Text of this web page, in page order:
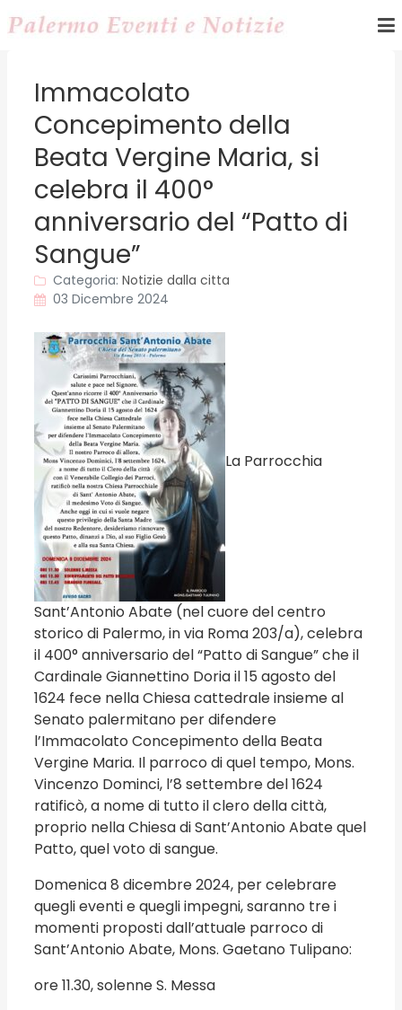
Immacolato
Concepimento della
Beata Vergine Maria, si
celebra il 400°
anniversario del “Patto di
Sangue”
Categoria: Notizie dalla citta
03 Dicembre 2024
La Parrocchia
Sant’Antonio Abate (nel cuore del centro
storico di Palermo, in via Roma 203/a), celebra
il 400° anniversario del “Patto di Sangue” che il
Cardinale Giannettino Doria il 15 agosto del
1624 fece nella Chiesa cattedrale insieme al
Senato palermitano per difendere
l’Immacolato Concepimento della Beata
Vergine Maria. Il parroco di quel tempo, Mons.
Vincenzo Dominci, l’8 settembre del 1624
ratificò, a nome di tutto il clero della città,
proprio nella Chiesa di Sant’Antonio Abate quel
Patto, quel voto di sangue.
Domenica 8 dicembre 2024, per celebrare
quegli eventi e quegli impegni, saranno tre i
momenti proposti dall’attuale parroco di
Sant’Antonio Abate, Mons. Gaetano Tulipano:
ore 11.30, solenne S. Messa